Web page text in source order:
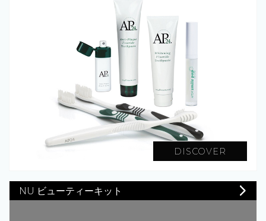
DISCOVER
NU ビューティーキット